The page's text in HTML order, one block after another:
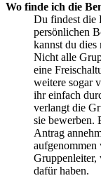
Wo finde ich die
Du findest die
persönlichen
kannst du dies
Nicht alle
eine
weitere sogar
ihr einfach
verlangt die
sie bewerben.
Antrag
aufgenommen
Gruppenleiter,
dafür haben.